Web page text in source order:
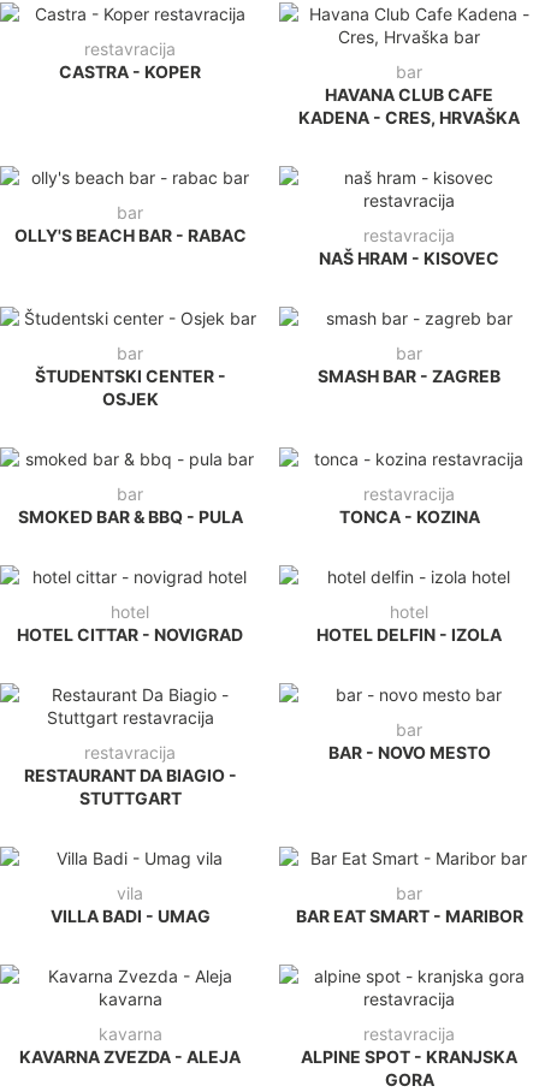
restavracija
CASTRA - KOPER
bar
HAVANA CLUB CAFE
KADENA - CRES, HRVAŠKA
bar
OLLY'S BEACH BAR - RABAC
restavracija
NAŠ HRAM - KISOVEC
bar
ŠTUDENTSKI CENTER -
OSJEK
bar
SMASH BAR - ZAGREB
bar
SMOKED BAR & BBQ - PULA
restavracija
TONCA - KOZINA
hotel
HOTEL CITTAR - NOVIGRAD
hotel
HOTEL DELFIN - IZOLA
restavracija
RESTAURANT DA BIAGIO -
STUTTGART
bar
BAR - NOVO MESTO
vila
VILLA BADI - UMAG
bar
BAR EAT SMART - MARIBOR
kavarna
KAVARNA ZVEZDA - ALEJA
restavracija
ALPINE SPOT - KRANJSKA
GORA